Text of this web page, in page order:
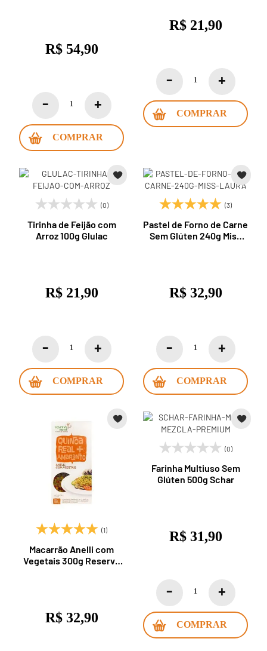
R$ 54,90
COMPRAR
R$ 21,90
COMPRAR
(0)
Tirinha de Feijão com
Arroz 100g Glulac
R$ 21,90
COMPRAR
(3)
Pastel de Forno de Carne
Sem Glúten 240g Miss
R$ 32,90
COMPRAR
(1)
Macarrão Anelli com
Vegetais 300g Reserva
R$ 32,90
(0)
Farinha Multiuso Sem
Glúten 500g Schar
R$ 31,90
COMPRAR